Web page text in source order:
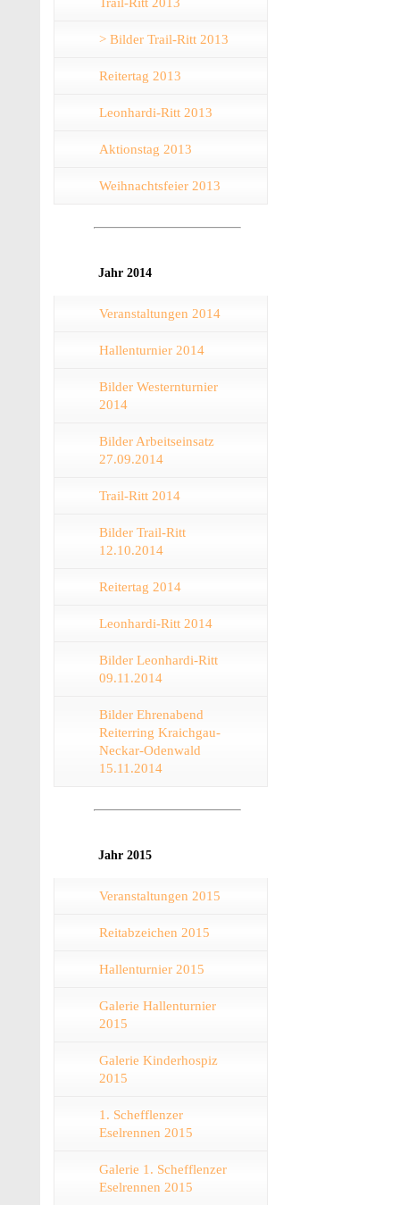
> Bilder Trail-Ritt 2013
Reitertag 2013
Leonhardi-Ritt 2013
Aktionstag 2013
Weihnachtsfeier 2013
Jahr 2014
Veranstaltungen 2014
Hallenturnier 2014
Bilder Westernturnier
2014
Bilder Arbeitseinsatz
27.09.2014
Trail-Ritt 2014
Bilder Trail-Ritt
12.10.2014
Reitertag 2014
Leonhardi-Ritt 2014
Bilder Leonhardi-Ritt
09.11.2014
Bilder Ehrenabend
Reiterring Kraichgau-
Neckar-Odenwald
15.11.2014
Jahr 2015
Veranstaltungen 2015
Reitabzeichen 2015
Hallenturnier 2015
Galerie Hallenturnier
2015
Galerie Kinderhospiz
2015
1. Schefflenzer
Eselrennen 2015
Galerie 1. Schefflenzer
Eselrennen 2015